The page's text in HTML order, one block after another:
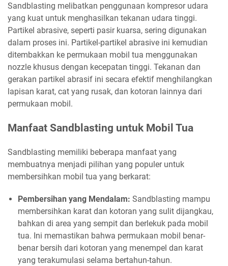
Sandblasting melibatkan penggunaan kompresor udara
yang kuat untuk menghasilkan tekanan udara tinggi.
Partikel abrasive, seperti pasir kuarsa, sering digunakan
dalam proses ini. Partikel-partikel abrasive ini kemudian
ditembakkan ke permukaan mobil tua menggunakan
nozzle khusus dengan kecepatan tinggi. Tekanan dan
gerakan partikel abrasif ini secara efektif menghilangkan
lapisan karat, cat yang rusak, dan kotoran lainnya dari
permukaan mobil.
Manfaat Sandblasting untuk Mobil Tua
Sandblasting memiliki beberapa manfaat yang
membuatnya menjadi pilihan yang populer untuk
membersihkan mobil tua yang berkarat:
Pembersihan yang Mendalam: Sandblasting mampu
membersihkan karat dan kotoran yang sulit dijangkau,
bahkan di area yang sempit dan berlekuk pada mobil
tua. Ini memastikan bahwa permukaan mobil benar-
benar bersih dari kotoran yang menempel dan karat
yang terakumulasi selama bertahun-tahun.